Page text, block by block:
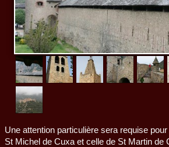
Livre d'or
Une attention particulière sera requise
St Michel de Cuxa et celle de St Martin de